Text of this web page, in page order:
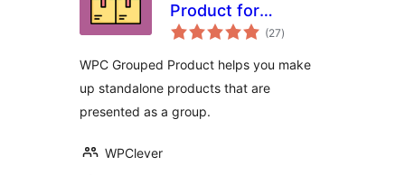
Product for
WooCommerce
(27টা
মুঠ)
WPC Grouped Product helps you make
up standalone products that are
presented as a group.
WPClever